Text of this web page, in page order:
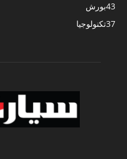
بورش43
تكنولوجيا37